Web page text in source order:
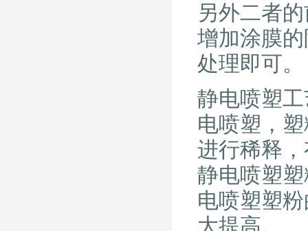
另外二者
增加涂膜
处理即可。
静电喷塑
电喷塑，
进行稀释
静电喷塑
电喷塑塑
大提高。